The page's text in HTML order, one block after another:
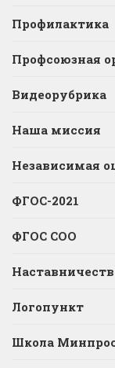
Профилактика
Профсоюзная
Видеорубрика
Наша миссия
Независимая
ФГОС-2021
ФГОС СОО
Логопункт
Школа